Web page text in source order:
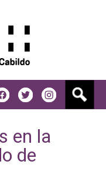
en la
de
s